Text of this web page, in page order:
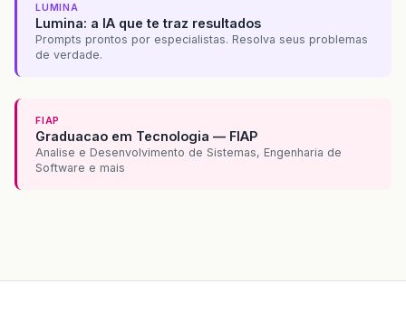
LUMINA
Lumina: a IA que te traz resultados
Prompts prontos por especialistas. Resolva seus problemas
de verdade.
FIAP
Graduacao em Tecnologia — FIAP
Analise e Desenvolvimento de Sistemas, Engenharia de
Software e mais